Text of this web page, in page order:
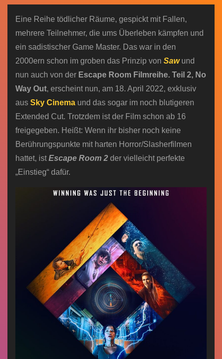
Eine Reihe tödlicher Räume, gespickt mit Fallen,
mehrere Teilnehmer, die ums Überleben kämpfen und
ein sadistischer Game Master. Das war in den
2000ern schon im groben das Prinzip von Sawund
nun auch von der Escape Room Filmreihe. Teil 2, No
Way Out, erscheint nun, am 18. April 2022, exklusiv
aus Sky Cinema und das sogar im noch blutigeren
Extended Cut. Trotzdem ist der Film schon ab 16
freigegeben. Heißt: Wenn ihr bisher noch keine
Berührungspunkte mit harten Horror/Slasherfilmen
hattet, ist Escape Room 2 der vielleicht perfekte
„Einstieg“ dafür.